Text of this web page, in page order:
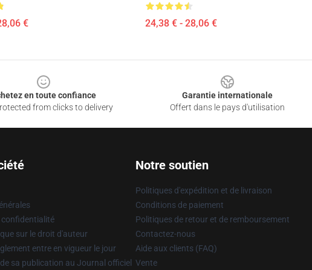
€ 24,38 € - 28,06 €
en toute confiance
from clicks to delivery
Garantie internationale
Offert dans le pays d'utilisation
confidentialité
sur le droit d'auteur
entre en vigueur le jour
sa publication au Journal officiel
Notre soutien
Politiques d'expédition et de livraison
Conditions de paiement
Politiques de retour et de remboursement
Contactez-nous
Aide aux clients (FAQ)
Vente